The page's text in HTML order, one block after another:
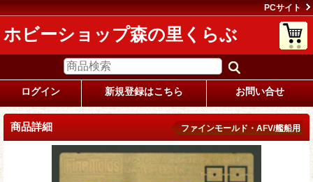
PCサイト
ホビーショップ森の里くらぶ
ログイン 新規登録はこちら お問い合せ
商品詳細 ファインモールド・AFV/艦船用